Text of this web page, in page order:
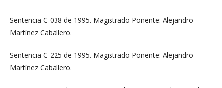
Sentencia C-038 de 1995. Magistrado Ponente: Alejandro
Martínez Caballero.
Sentencia C-225 de 1995. Magistrado Ponente: Alejandro
Martínez Caballero.